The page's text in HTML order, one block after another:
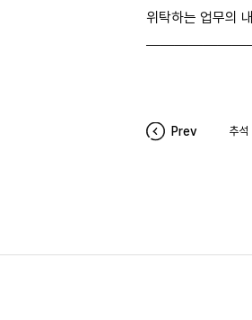
위탁하는 업무의
Prev 추석